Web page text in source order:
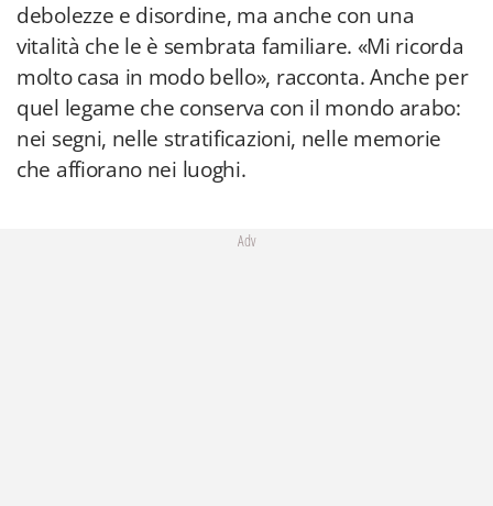
debolezze e disordine, ma anche con una
vitalità che le è sembrata familiare. «Mi ricorda
molto casa in modo bello», racconta. Anche per
quel legame che conserva con il mondo arabo:
nei segni, nelle stratificazioni, nelle memorie
che affiorano nei luoghi.
Adv